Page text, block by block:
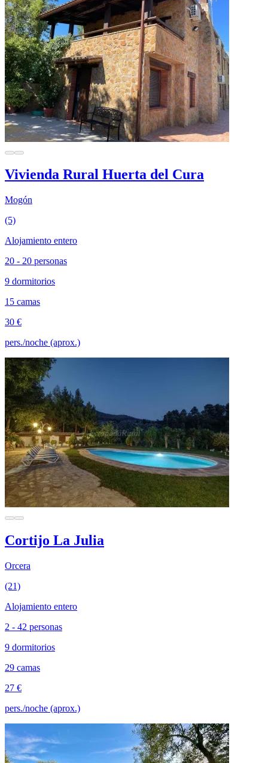
Vivienda Rural Huerta del Cura
Mogón
(5)
Alojamiento entero
20 - 20 personas
9 dormitorios
15 camas
30 €
pers./noche (aprox.)
Cortijo La Julia
Orcera
(21)
Alojamiento entero
2 - 42 personas
9 dormitorios
29 camas
27 €
pers./noche (aprox.)